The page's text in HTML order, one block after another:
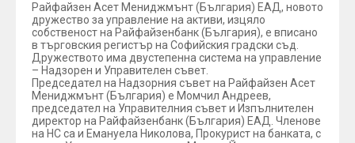
Райфайзен Асет Мениджмънт (България) ЕАД, новото
дружество за управление на активи, изцяло
собственост на Райфайзенбанк (България), е вписано
в търговския регистър на Софийския градски съд.
Дружеството има двустепенна система на управление
– Надзорен и Управителен съвет.
Председател на Надзорния съвет на Райфайзен Асет
Мениджмънт (България) е Момчил Андреев,
председател на Управителния съвет и Изпълнителен
директор на Райфайзенбанк (България) ЕАД. Членове
на НС са и Емануела Николова, Прокурист на банката, с